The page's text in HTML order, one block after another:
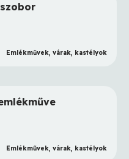
Emlékművek, várak, kastélyok
Emlékművek, várak, kastélyok